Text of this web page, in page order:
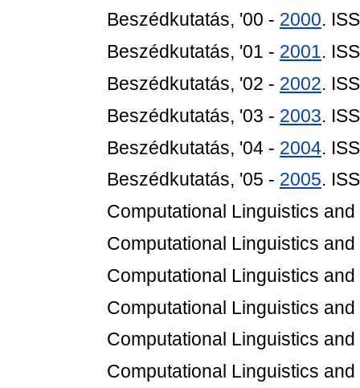
Beszédkutatás, '00 - 2000.
Beszédkutatás, '01 - 2001.
Beszédkutatás, '02 - 2002.
Beszédkutatás, '03 - 2003.
Beszédkutatás, '04 - 2004.
Beszédkutatás, '05 - 2005.
Computational Linguistics
Computational Linguistics
Computational Linguistics
Computational Linguistics
Computational Linguistics
Computational Linguistics